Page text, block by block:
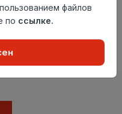
может отличаться от
сайте. Проверяйте
файлов
по ссылке.